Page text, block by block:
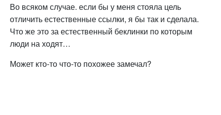
Во всяком случае. если бы у меня стояла цель
отличить естественные ссылки, я бы так и сделала.
Что же это за естественный беклинки по которым
люди на ходят…
Может кто-то что-то похожее замечал?